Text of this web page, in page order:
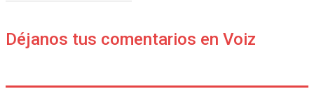
Déjanos tus comentarios en Voiz